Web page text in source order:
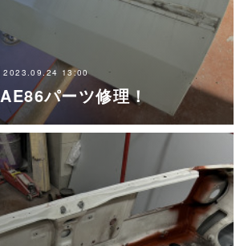
2023.09.24 13:00
パーツ修理！